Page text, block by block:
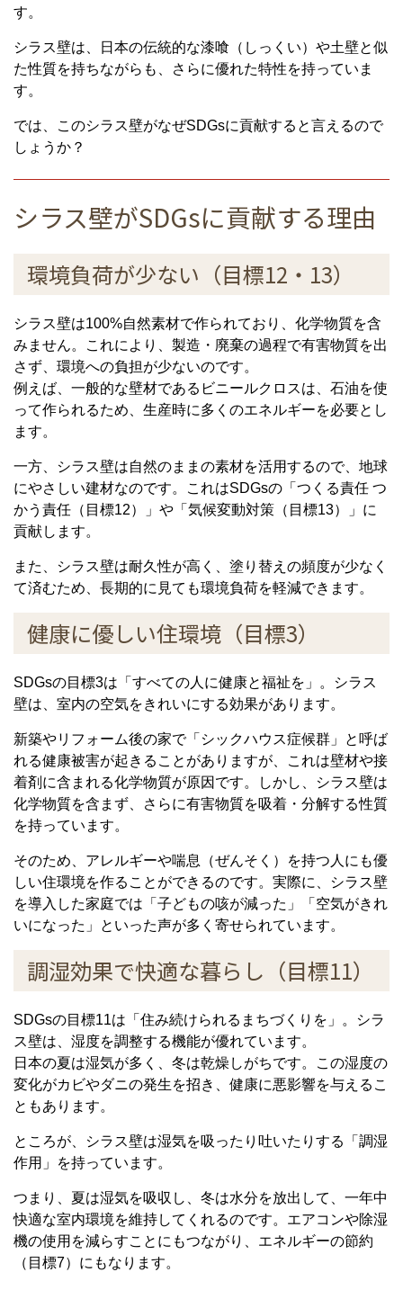
す。
シラス壁は、日本の伝統的な漆喰（しっくい）や土壁と似
た性質を持ちながらも、さらに優れた特性を持っていま
す。
では、このシラス壁がなぜSDGsに貢献すると言えるので
しょうか？
シラス壁がSDGsに貢献する理由
環境負荷が少ない（目標12・13）
シラス壁は100%自然素材で作られており、化学物質を含
みません。これにより、製造・廃棄の過程で有害物質を出
さず、環境への負担が少ないのです。
例えば、一般的な壁材であるビニールクロスは、石油を使
って作られるため、生産時に多くのエネルギーを必要とし
ます。
一方、シラス壁は自然のままの素材を活用するので、地球
にやさしい建材なのです。これはSDGsの「つくる責任 つ
かう責任（目標12）」や「気候変動対策（目標13）」に
貢献します。
また、シラス壁は耐久性が高く、塗り替えの頻度が少なく
て済むため、長期的に見ても環境負荷を軽減できます。
健康に優しい住環境（目標3）
SDGsの目標3は「すべての人に健康と福祉を」。シラス
壁は、室内の空気をきれいにする効果があります。
新築やリフォーム後の家で「シックハウス症候群」と呼ば
れる健康被害が起きることがありますが、これは壁材や接
着剤に含まれる化学物質が原因です。しかし、シラス壁は
化学物質を含まず、さらに有害物質を吸着・分解する性質
を持っています。
そのため、アレルギーや喘息（ぜんそく）を持つ人にも優
しい住環境を作ることができるのです。実際に、シラス壁
を導入した家庭では「子どもの咳が減った」「空気がきれ
いになった」といった声が多く寄せられています。
調湿効果で快適な暮らし（目標11）
SDGsの目標11は「住み続けられるまちづくりを」。シラ
ス壁は、湿度を調整する機能が優れています。
日本の夏は湿気が多く、冬は乾燥しがちです。この湿度の
変化がカビやダニの発生を招き、健康に悪影響を与えるこ
ともあります。
ところが、シラス壁は湿気を吸ったり吐いたりする「調湿
作用」を持っています。
つまり、夏は湿気を吸収し、冬は水分を放出して、一年中
快適な室内環境を維持してくれるのです。エアコンや除湿
機の使用を減らすことにもつながり、エネルギーの節約
（目標7）にもなります。